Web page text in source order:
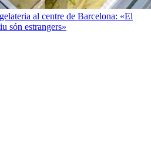
al centre de Barcelona: «El
són estrangers»